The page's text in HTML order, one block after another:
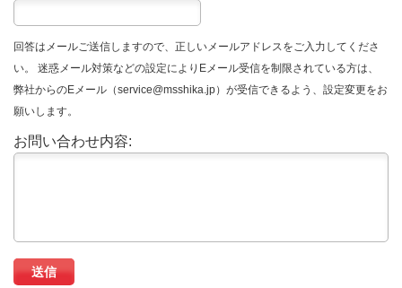
回答はメールご送信しますので、正しいメールアドレスをご入力してくださ
い。 迷惑メール対策などの設定によりEメール受信を制限されている方は、
弊社からのEメール（service@msshika.jp）が受信できるよう、設定変更をお
願いします。
お問い合わせ内容: